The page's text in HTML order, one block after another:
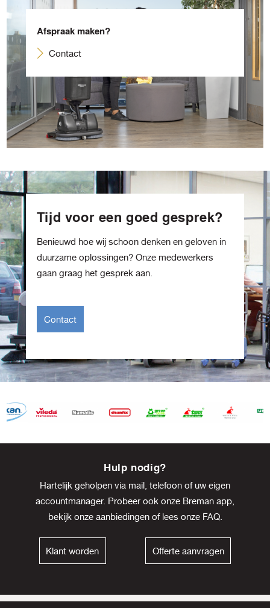
Afspraak maken?
Contact
Tijd voor een goed gesprek?
Benieuwd hoe wij schoon denken en geloven in
duurzame oplossingen? Onze medewerkers
gaan graag het gesprek aan.
Contact
Hulp nodig?
Hartelijk geholpen via mail, telefoon of uw eigen
accountmanager. Probeer ook onze Breman app,
bekijk onze aanbiedingenof lees onze FAQ.
Klant worden Offerte aanvragen